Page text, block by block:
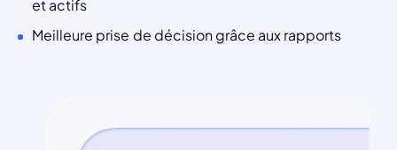
et actifs
Meilleure prise de décision grâce aux rapports